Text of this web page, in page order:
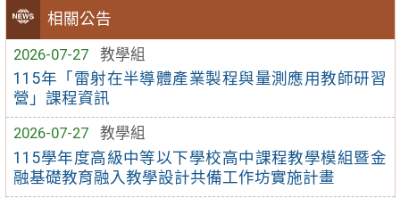
相關公告
2026-07-27
教學組
115年「雷射在半導體產業製程與量測應用教師研習
營」課程資訊
2026-07-27
教學組
115學年度高級中等以下學校高中課程教學模組暨金
融基礎教育融入教學設計共備工作坊實施計畫